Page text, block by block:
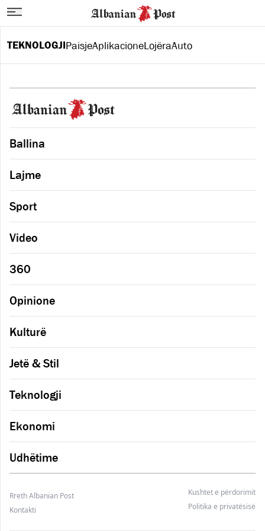
TEKNOLOGJIPaisjeAplikacioneLojëraAuto
Ballina
Lajme
Sport
Video
360
Opinione
Kulturë
Jetë & Stil
Teknologji
Ekonomi
Udhëtime
Rreth Albanian Post
Kushtet e përdorimit
Kontakti
Politika e privatësisë